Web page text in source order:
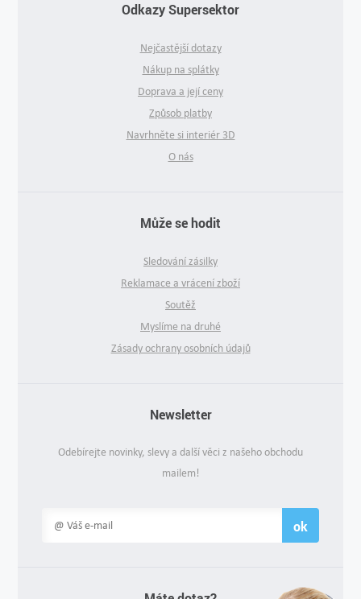
Odkazy Supersektor
Nejčastější dotazy
Nákup na splátky
Doprava a její ceny
Způsob platby
Navrhněte si interiér 3D
O nás
Může se hodit
Sledování zásilky
Reklamace a vrácení zboží
Soutěž
Myslíme na druhé
Zásady ochrany osobních údajů
Newsletter
Odebírejte novinky, slevy a další věci z našeho obchodu
mailem!
ok